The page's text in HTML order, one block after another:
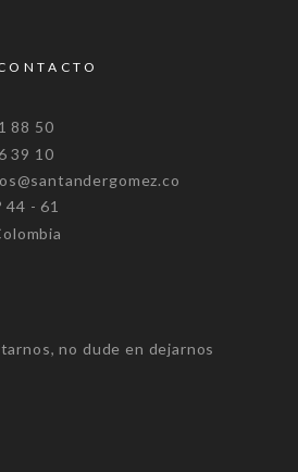
88 50
39 10
- 61
no dude en dejarnos